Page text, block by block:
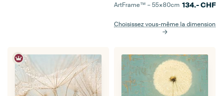
ArtFrame™ –55×80cm 134.-CHF
Choisissez vous-même la dimension